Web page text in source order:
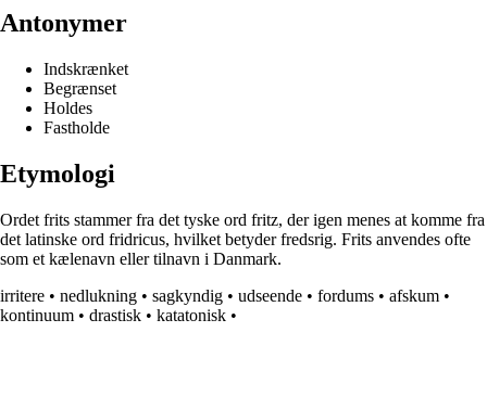
Antonymer
Indskrænket
Begrænset
Holdes
Fastholde
Etymologi
Ordet frits stammer fra det tyske ord fritz, der igen menes at komme fra
det latinske ord fridricus, hvilket betyder fredsrig. Frits anvendes ofte
som et kælenavn eller tilnavn i Danmark.
irritere • nedlukning • sagkyndig • udseende • fordums • afskum •
kontinuum • drastisk • katatonisk •